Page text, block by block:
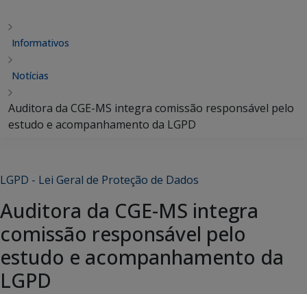
Informativos
Notícias
Auditora da CGE-MS integra comissão responsável pelo
estudo e acompanhamento da LGPD
LGPD - Lei Geral de Proteção de Dados
Auditora da CGE-MS integra
comissão responsável pelo
estudo e acompanhamento da
LGPD